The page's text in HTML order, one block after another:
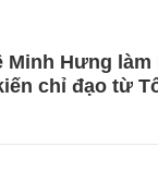
Minh Hưng làm
chỉ đạo từ